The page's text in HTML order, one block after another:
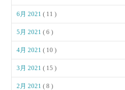
6月 2021( 11 )
5月 2021( 6 )
4月 2021( 10 )
3月 2021( 15 )
2月 2021( 8 )